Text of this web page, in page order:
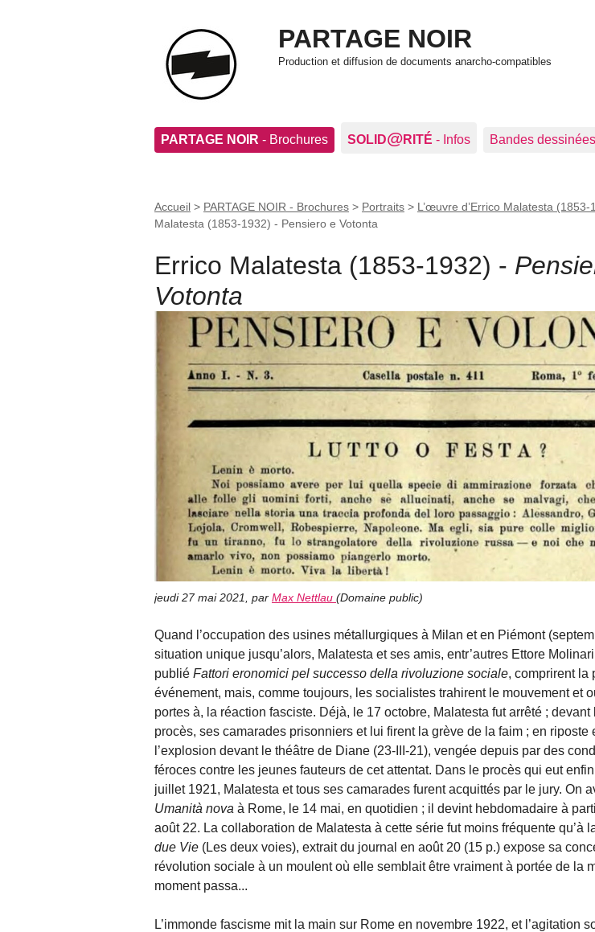
PARTAGE NOIR
Production et diffusion de documents anarcho-compatibles
PARTAGE NOIR - Brochures SOLID@RITÉ - Infos Bandes dessinées
Accueil > PARTAGE NOIR - Brochures > Portraits > L’œuvre d’Errico Malatesta (1853-
Malatesta (1853-1932) - Pensiero e Votonta
Errico Malatesta (1853-1932) -
Votonta
jeudi 27 mai 2021 par Max Nettlau (Domaine public)
Quand l’occupation des usines métallurgiques à Milan et en Piémont
situation unique jusqu’alors, Malatesta et ses amis, entr’autres Ettore
publié Fattori eronomici pel successo della rivoluzione sociale, comprirent la
événement, mais, comme toujours, les socialistes trahirent le mouvement et
portes à, la réaction fasciste. Déjà, le 17 octobre, Malatesta fut arrêté ; devant
procès, ses camarades prisonniers et lui firent la grève de la faim ; en riposte
l’explosion devant le théâtre de Diane (23-III-21), vengée depuis par des
féroces contre les jeunes fauteurs de cet attentat. Dans le procès qui eut
juillet 1921, Malatesta et tous ses camarades furent acquittés par le jury. On
Umanità nova à Rome, le 14 mai, en quotidien ; il devint hebdomadaire à
août 22. La collaboration de Malatesta à cette série fut moins fréquente qu’à
due Vie (Les deux voies), extrait du journal en août 20 (15 p.) expose sa
révolution sociale à un moulent où elle semblait être vraiment à portée de la
moment passa...
L’immonde fascisme mit la main sur Rome en novembre 1922, et l’agitation